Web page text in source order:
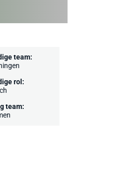
team:
rol:
team: